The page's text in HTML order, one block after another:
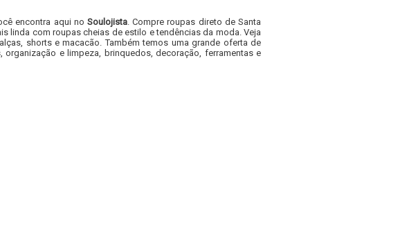
encontra aqui no Soulojista. Compre roupas direto de Santa
linda com roupas cheias de estilo e tendências da moda. Veja
shorts e macacão. Também temos uma grande oferta de
e limpeza, brinquedos, decoração, ferramentas e